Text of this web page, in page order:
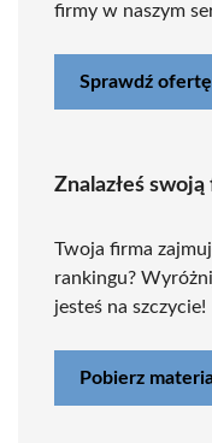
firmy w naszym
Sprawdź
Znalazłeś
Twoja firma
rankingu?
jesteś na szczycie!
Pobierz